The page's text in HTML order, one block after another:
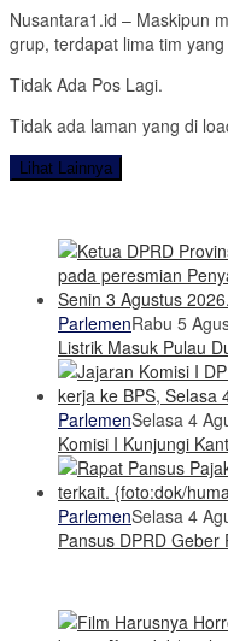
Nusantara1.id – Maskipun
grup, terdapat lima tim
Tidak Ada Pos Lagi.
Tidak ada laman yang di
Lihat Lainnya
ParlemenRabu 5
Listrik Masuk Pulau
ParlemenSelasa 4
Komisi I Kunjungi
ParlemenSelasa 4
Pansus DPRD